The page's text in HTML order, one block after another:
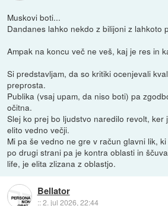
Muskovi boti...
Dandanes lahko nekdo z bilijoni z lahkoto
Ampak na koncu več ne veš, kaj je res in
Si predstavljam, da so kritiki ocenjevali
preprosta.
Publika (vsaj upam, da niso boti) pa
očitna.
Slej ko prej bo ljudstvo naredilo revolt, ker
elito vedno večji.
Mi pa še vedno ne gre v račun glavni lik,
po drugi strani pa je kontra oblasti in
life, je elita zlizana z oblastjo.
Bellator
::2. jul 2026, 22:44